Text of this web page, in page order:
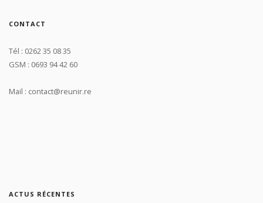
CONTACT
Tél : 0262 35 08 35
GSM : 0693 94 42 60
Mail : contact@reunir.re
ACTUS RÉCENTES